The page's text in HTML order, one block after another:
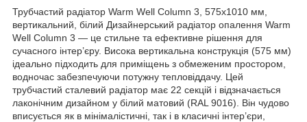
Трубчастий радіатор Warm Well Column 3, 575x1010 мм,
вертикальний, білий Дизайнерський радіатор опалення Warm
Well Column 3 — це стильне та ефективне рішення для
сучасного інтер’єру. Висока вертикальна конструкція (575 мм)
ідеально підходить для приміщень з обмеженим простором,
водночас забезпечуючи потужну тепловіддачу. Цей
трубчастий сталевий радіатор має 22 секцій і відзначається
лаконічним дизайном у білий матовий (RAL 9016). Він чудово
вписується як в мінімалістичні, так і в класичні інтер’єри,